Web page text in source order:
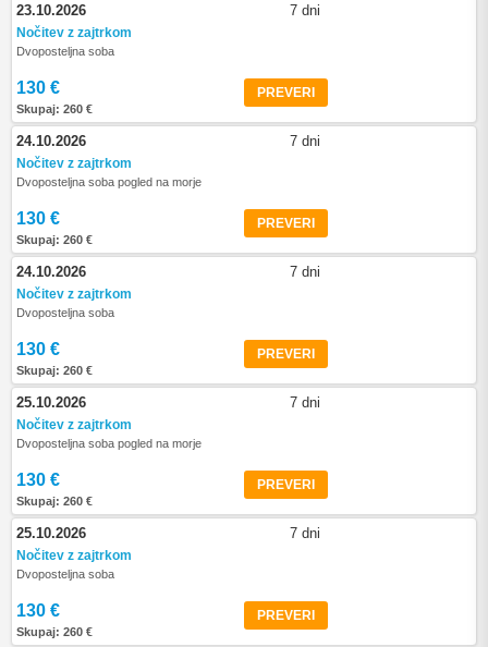
23.10.2026 7 dni
Nočitev z zajtrkom
Dvoposteljna soba
130 €
Skupaj: 260 €
PREVERI
24.10.2026 7 dni
Nočitev z zajtrkom
Dvoposteljna soba pogled na morje
130 €
Skupaj: 260 €
PREVERI
24.10.2026 7 dni
Nočitev z zajtrkom
Dvoposteljna soba
130 €
Skupaj: 260 €
PREVERI
25.10.2026 7 dni
Nočitev z zajtrkom
Dvoposteljna soba pogled na morje
130 €
Skupaj: 260 €
PREVERI
25.10.2026 7 dni
Nočitev z zajtrkom
Dvoposteljna soba
130 €
Skupaj: 260 €
PREVERI